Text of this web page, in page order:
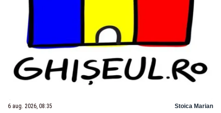
6 aug. 2026, 08:35 Stoica Marian